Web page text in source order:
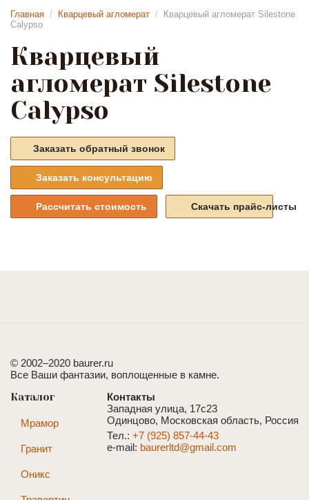
Главная / Кварцевый агломерат /
Кварцевый агломерат Silestone
Calypso
Кварцевый
агломерат Silestone
Calypso
Заказать обратный звонок
Заказать консультацию
Рассчитать стоимость Скачать прайс-листы
© 2002–2020 baurer.ru
Все Ваши фантазии, воплощенные в камне.
Контакты
Западная улица, 17с23
Одинцово, Московская область, Россия
Тел.: +7 (925) 857-44-43
e-mail: baurerltd@gmail.com
Каталог
Мрамор
Гранит
Оникс